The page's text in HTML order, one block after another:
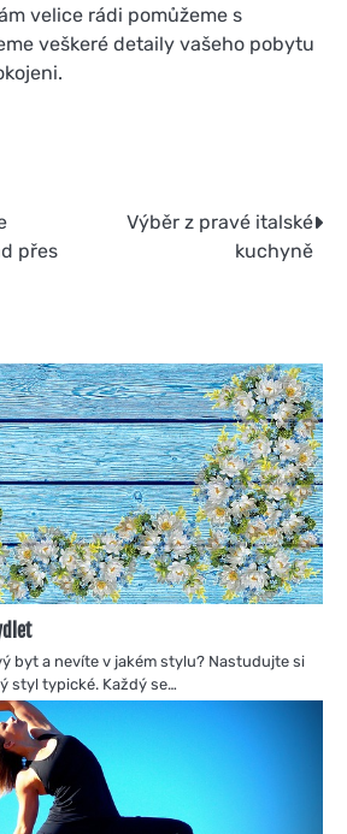
velice rádi pomůžeme s
veškeré detaily vašeho pobytu
přes
Výběr z pravé italské
kuchyně
byt a nevíte v jakém stylu? Nastudujte si
styl typické. Každý se…